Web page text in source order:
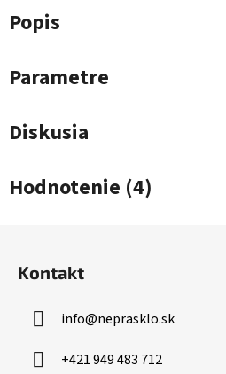
Popis
Parametre
Diskusia
Hodnotenie (4)
Kontakt
info@neprasklo.sk
+421 949 483 712